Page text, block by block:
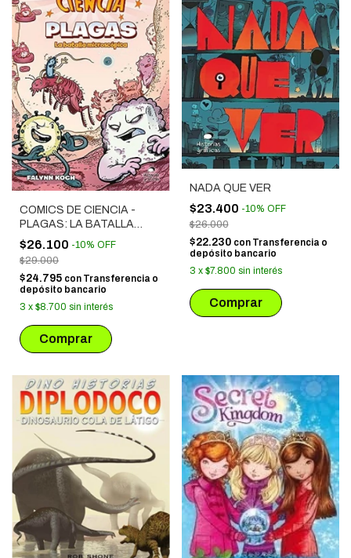
COMICS DE CIENCIA -
PLAGAS: LA BATALLA
MICROSCOPICA
$26.100 -10% OFF
$29.000
$24.795 con Transferencia o
depósito bancario
3 x $8.700 sin interés
NADA QUE VER
$23.400 -10% OFF
$26.000
$22.230 con Transferencia o
depósito bancario
3 x $7.800 sin interés